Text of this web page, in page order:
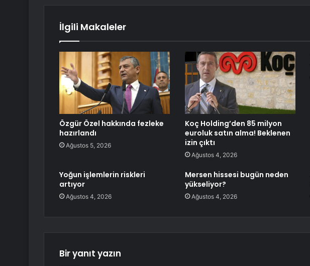
İlgili Makaleler
Özgür Özel hakkında fezleke
hazırlandı
Ağustos 5, 2026
Koç Holding’den 85 milyon
euroluk satın alma! Beklenen
izin çıktı
Ağustos 4, 2026
Yoğun işlemlerin riskleri
artıyor
Ağustos 4, 2026
Mersen hissesi bugün neden
yükseliyor?
Ağustos 4, 2026
Bir yanıt yazın